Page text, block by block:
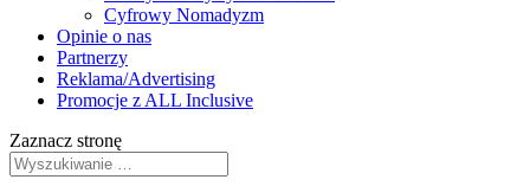
Cyfrowy Nomadyzm
Opinie o nas
Partnerzy
Reklama/Advertising
Promocje z ALL Inclusive
Zaznacz stronę